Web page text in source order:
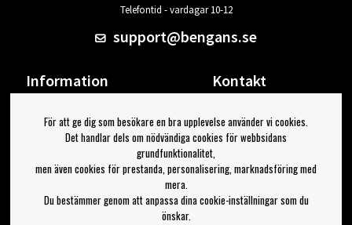
Telefontid - vardagar 10-12
support@bengans.se
Information
Om Bengans
FAQ / Köp- & Leveransvillkor
Kontakt
Din sida
Logga ut
Jag vill ha tips från Bengans
För att ge dig som besökare en bra upplevelse använder vi cookies.
Det handlar dels om nödvändiga cookies för webbsidans
grundfunktionalitet,
men även cookies för prestanda, personalisering, marknadsföring med
mera.
Du bestämmer genom att anpassa dina cookie-inställningar som du
önskar.